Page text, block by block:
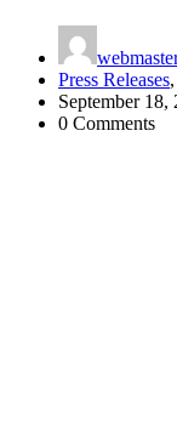
Press Releases,
September 18,
0 Comments